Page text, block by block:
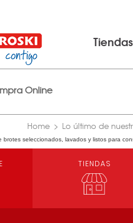
Tiendas
Online
Home Lo último de
seleccionados, lavados y listos para
TIENDAS